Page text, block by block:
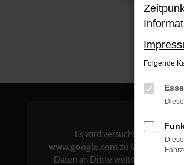
Es wird versucht, Inhalte von
www.google.com zu laden. Dabei
Daten an Dritte weitergegeben
Folgende